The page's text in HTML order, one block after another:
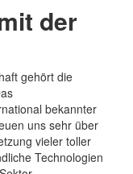
der
gehört die
bekannter
uns sehr über
vieler toller
Technologien